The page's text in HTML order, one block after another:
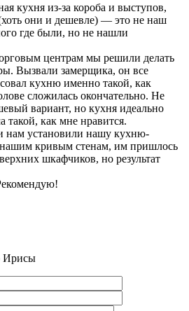
кухня из-за короба и выступов,
они и дешевле) — это не наш
где были, но не нашли
центрам мы решили делать
Вызвали замерщика, он все
кухню именно такой, как
сложилась окончательно. Не
вариант, но кухня идеально
такой, как мне нравится.
нам установили нашу кухню-
нашим кривым стенам, им пришлось
шкафчиков, но результат
Ирисы